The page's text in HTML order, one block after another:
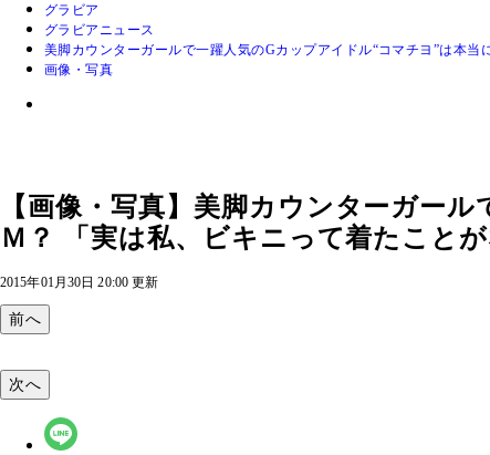
グラビア
グラビアニュース
美脚カウンターガールで一躍人気のGカップアイドル“コマチヨ”は本
画像・写真
【画像・写真】美脚カウンターガー
Ｍ？ 「実は私、ビキニって着たこと
2015年01月30日 20:00 更新
前へ
次へ